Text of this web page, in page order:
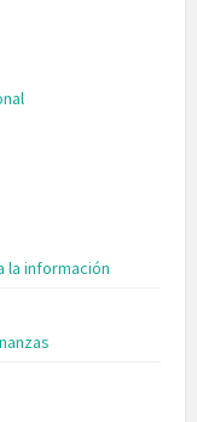
la información